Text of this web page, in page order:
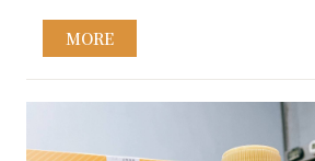
MORE